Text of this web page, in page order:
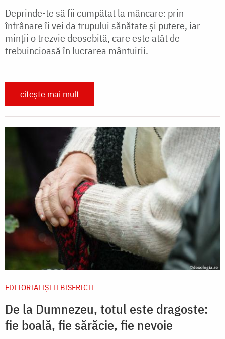
Deprinde-te să fii cumpătat la mâncare: prin
înfrânare îi vei da trupului sănătate și putere, iar
minții o trezvie deosebită, care este atât de
trebuincioasă în lucrarea mântuirii.
citește mai mult
EDITORIALIȘTII BISERICII
De la Dumnezeu, totul este dragoste:
fie boală, fie sărăcie, fie nevoie